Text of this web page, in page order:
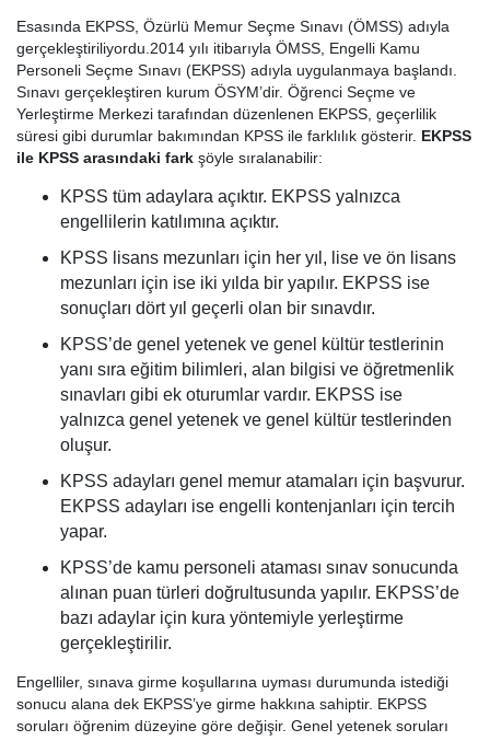
Esasında EKPSS, Özürlü Memur Seçme Sınavı (ÖMSS) adıyla
gerçekleştiriliyordu.2014 yılı itibarıyla ÖMSS, Engelli Kamu
Personeli Seçme Sınavı (EKPSS) adıyla uygulanmaya başlandı.
Sınavı gerçekleştiren kurum ÖSYM’dir. Öğrenci Seçme ve
Yerleştirme Merkezi tarafından düzenlenen EKPSS, geçerlilik
süresi gibi durumlar bakımından KPSS ile farklılık gösterir. EKPSS
ile KPSS arasındaki fark şöyle sıralanabilir:
KPSS tüm adaylara açıktır. EKPSS yalnızca
engellilerin katılımına açıktır.
KPSS lisans mezunları için her yıl, lise ve ön lisans
mezunları için ise iki yılda bir yapılır. EKPSS ise
sonuçları dört yıl geçerli olan bir sınavdır.
KPSS’de genel yetenek ve genel kültür testlerinin
yanı sıra eğitim bilimleri, alan bilgisi ve öğretmenlik
sınavları gibi ek oturumlar vardır. EKPSS ise
yalnızca genel yetenek ve genel kültür testlerinden
oluşur.
KPSS adayları genel memur atamaları için başvurur.
EKPSS adayları ise engelli kontenjanları için tercih
yapar.
KPSS’de kamu personeli ataması sınav sonucunda
alınan puan türleri doğrultusunda yapılır. EKPSS’de
bazı adaylar için kura yöntemiyle yerleştirme
gerçekleştirilir.
Engelliler, sınava girme koşullarına uyması durumunda istediği
sonucu alana dek EKPSS’ye girme hakkına sahiptir. EKPSS
soruları öğrenim düzeyine göre değişir. Genel yetenek soruları